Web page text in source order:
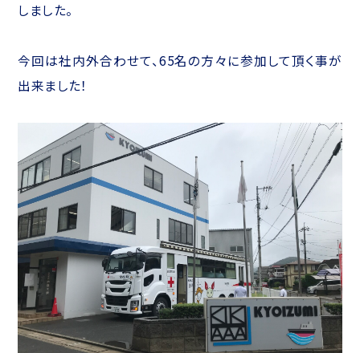
しました。
今回は社内外合わせて、65名の方々に参加して頂く事が
出来ました！